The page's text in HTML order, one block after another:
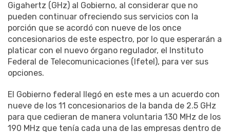
Gigahertz (GHz) al Gobierno, al considerar que no
pueden continuar ofreciendo sus servicios con la
porción que se acordó con nueve de los once
concesionarios de este espectro, por lo que esperarán a
platicar con el nuevo órgano regulador, el Instituto
Federal de Telecomunicaciones (Ifetel), para ver sus
opciones.
El Gobierno federal llegó en este mes a un acuerdo con
nueve de los 11 concesionarios de la banda de 2.5 GHz
para que cedieran de manera voluntaria 130 MHz de los
190 MHz que tenía cada una de las empresas dentro de